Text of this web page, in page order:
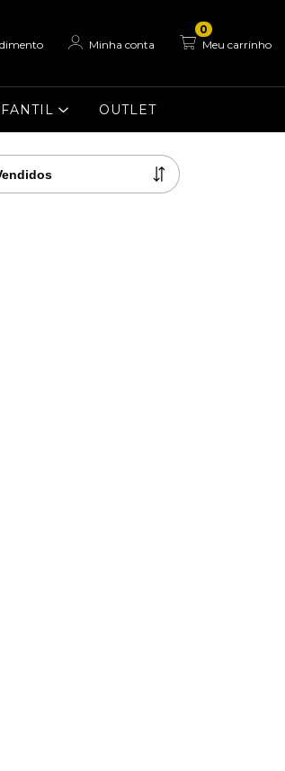
Minha conta Meu carrinho
0
OUTLET